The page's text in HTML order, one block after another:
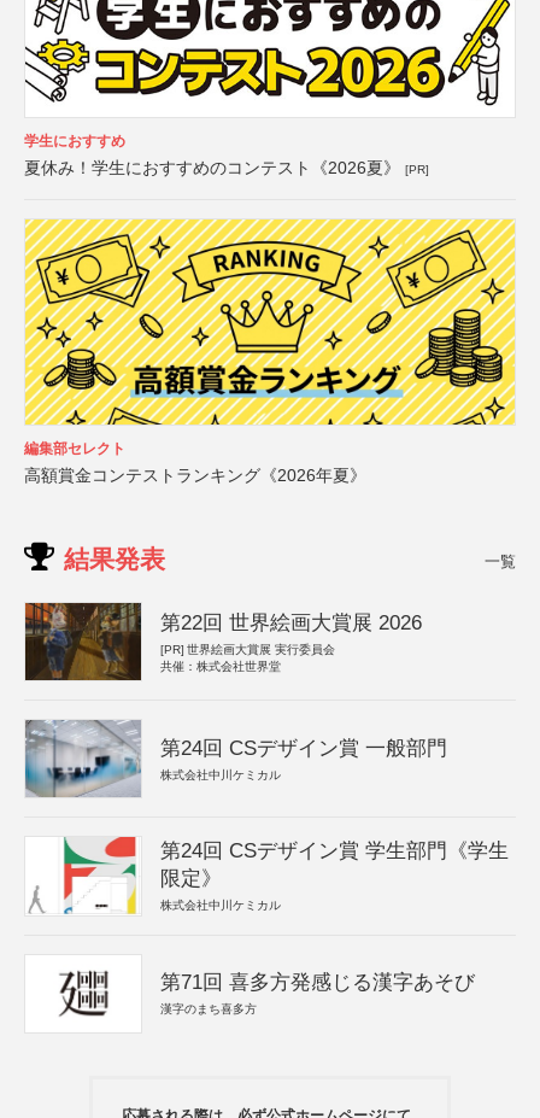
学生におすすめ
夏休み！学生におすすめのコンテスト《2026夏》 [PR]
編集部セレクト
高額賞金コンテストランキング《2026年夏》
結果発表 一覧
第22回 世界絵画大賞展 2026
[PR] 世界絵画大賞展 実行委員会
共催：株式会社世界堂
第24回 CSデザイン賞 一般部門
株式会社中川ケミカル
第24回 CSデザイン賞 学生部門《学生
限定》
株式会社中川ケミカル
第71回 喜多方発感じる漢字あそび
漢字のまち喜多方
応募される際は、必ず公式ホームページにて